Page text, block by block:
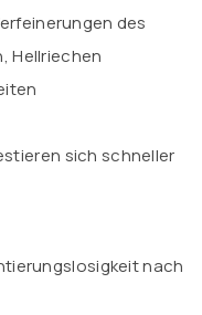
des
Hellriechen
sich schneller
nach